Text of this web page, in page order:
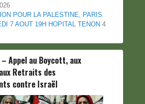
POUR LA PALESTINE, PARIS
7 AOUT 19H HOPITAL TENON 4
Appel au Boycott, aux
Retraits des
contre Israël